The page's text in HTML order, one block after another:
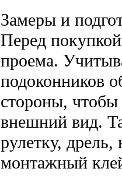
Замеры и
Перед
проема.
подоконников
стороны, чтобы
внешний вид.
рулетку,
монтажный